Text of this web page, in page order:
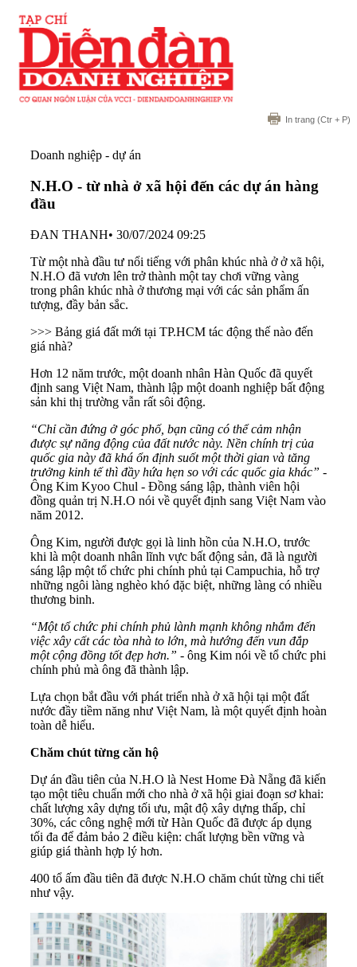
In trang (Ctr + P)
Doanh nghiệp - dự án
N.H.O - từ nhà ở xã hội đến các dự án hàng
đầu
ĐAN THANH• 30/07/2024 09:25
Từ một nhà đầu tư nổi tiếng với phân khúc nhà ở ở xã hội,
N.H.O đã vươn lên trở thành một tay chơi vững vàng
trong phân khúc nhà ở thương mại với các sản phẩm ấn
tượng, đầy bản sắc.
>>> Bảng giá đất mới tại TP.HCM tác động thế nào đến
giá nhà?
Hơn 12 năm trước, một doanh nhân Hàn Quốc đã quyết
định sang Việt Nam, thành lập một doanh nghiệp bất động
sản khi thị trường vẫn rất sôi động.
“Chỉ cần đứng ở góc phố, bạn cũng có thể cảm nhận
được sự năng động của đất nước này. Nền chính trị của
quốc gia này đã khá ổn định suốt một thời gian và tăng
trưởng kinh tế thì đầy hứa hẹn so với các quốc gia khác” -
Ông Kim Kyoo Chul - Đồng sáng lập, thành viên hội
đồng quản trị N.H.O nói về quyết định sang Việt Nam vào
năm 2012.
Ông Kim, người được gọi là linh hồn của N.H.O, trước
khi là một doanh nhân lĩnh vực bất động sản, đã là người
sáng lập một tổ chức phi chính phủ tại Campuchia, hỗ trợ
những ngôi làng nghèo khó đặc biệt, những làng có nhiều
thương binh.
“Một tổ chức phi chính phủ lành mạnh không nhắm đến
việc xây cất các tòa nhà to lớn, mà hướng đến vun đắp
một cộng đồng tốt đẹp hơn.” - ông Kim nói về tổ chức phi
chính phủ mà ông đã thành lập.
Lựa chọn bắt đầu với phát triển nhà ở xã hội tại một đất
nước đầy tiềm năng như Việt Nam, là một quyết định hoàn
toàn dễ hiểu.
Chăm chút từng căn hộ
Dự án đầu tiên của N.H.O là Nest Home Đà Nẵng đã kiến
tạo một tiêu chuẩn mới cho nhà ở xã hội giai đoạn sơ khai:
chất lượng xây dựng tối ưu, mật độ xây dựng thấp, chỉ
30%, các công nghệ mới từ Hàn Quốc đã được áp dụng
tối đa để đảm bảo 2 điều kiện: chất lượng bền vững và
giúp giá thành hợp lý hơn.
400 tổ ấm đầu tiên đã được N.H.O chăm chút từng chi tiết
như vậy.